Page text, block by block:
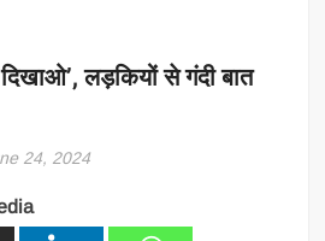
दिखाओ’, लड़कियों से गंदी बात
24, 2024